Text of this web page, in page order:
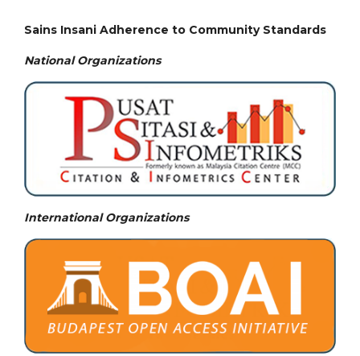
Sains Insani Adherence to Community Standards
National Organizations
International Organizations